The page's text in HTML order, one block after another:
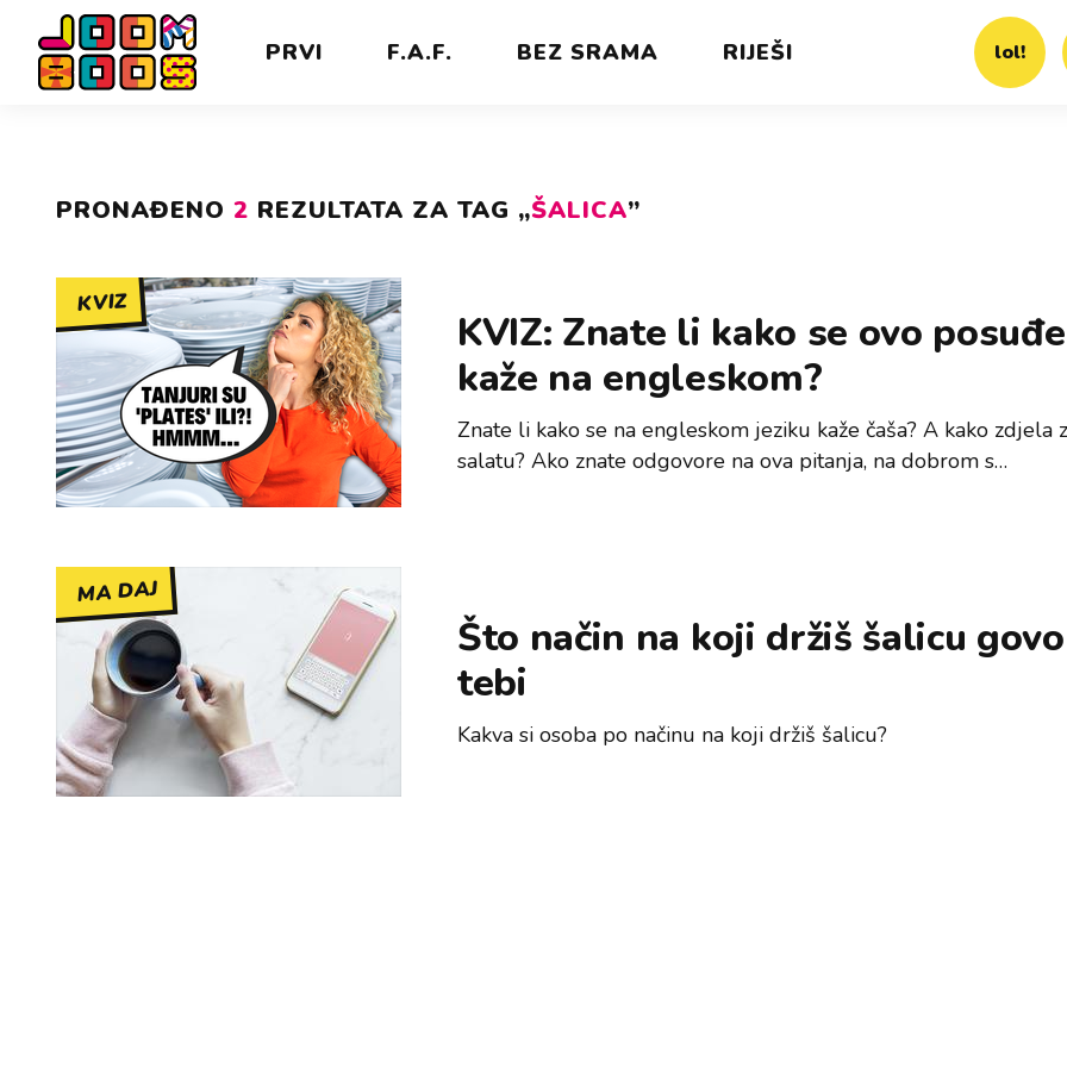
PRVI F.A.F. BEZ SRAMA RIJEŠI lol!
PRONAĐENO 2 REZULTATA ZA TAG „ŠALICA”
KVIZ
KVIZ: Znate li kako se ovo posuđe
kaže na engleskom?
Znate li kako se na engleskom jeziku kaže čaša? A kako zdjela
salatu? Ako znate odgovore na ova pitanja, na dobrom s…
MA DAJ
Što način na koji držiš šalicu
tebi
Kakva si osoba po načinu na koji držiš šalicu?